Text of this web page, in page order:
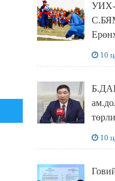
явж
УИХ-
10
10